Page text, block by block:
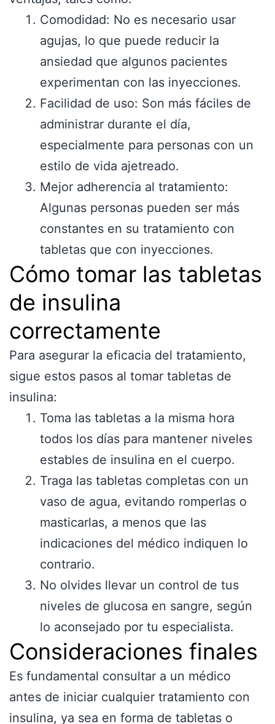
Comodidad: No es necesario usar
agujas, lo que puede reducir la
ansiedad que algunos pacientes
experimentan con las inyecciones.
Facilidad de uso: Son más fáciles de
administrar durante el día,
especialmente para personas con un
estilo de vida ajetreado.
Mejor adherencia al tratamiento:
Algunas personas pueden ser más
constantes en su tratamiento con
tabletas que con inyecciones.
Cómo tomar las tabletas
de insulina
correctamente
Para asegurar la eficacia del tratamiento,
sigue estos pasos al tomar tabletas de
insulina:
Toma las tabletas a la misma hora
todos los días para mantener niveles
estables de insulina en el cuerpo.
Traga las tabletas completas con un
vaso de agua, evitando romperlas o
masticarlas, a menos que las
indicaciones del médico indiquen lo
contrario.
No olvides llevar un control de tus
niveles de glucosa en sangre, según
lo aconsejado por tu especialista.
Consideraciones finales
Es fundamental consultar a un médico
antes de iniciar cualquier tratamiento con
insulina, ya sea en forma de tabletas o